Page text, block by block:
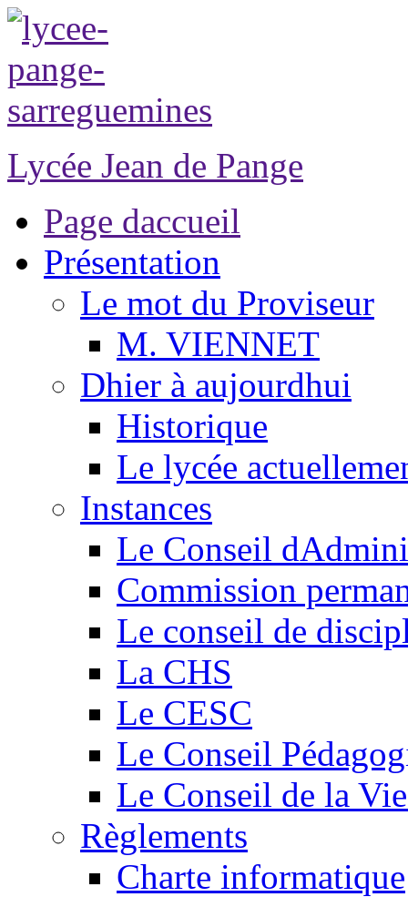
Lycée Jean de Pange
Page daccueil
Présentation
Le mot du Proviseur
M. VIENNET
Dhier à aujourdhui
Historique
Le lycée
Instances
Le Conseil
Commission
Le conseil de
La CHS
Le CESC
Le Conseil
Le Conseil de la
Règlements
Charte informatique